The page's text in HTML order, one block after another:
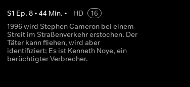
S1 Ep. 8• 44 Min. • HD
16
1996 wird Stephen Cameron bei einem
Streit im Straßenverkehr erstochen. Der
Täter kann fliehen, wird aber
identifiziert: Es ist Kenneth Noye, ein
berüchtigter Verbrecher.